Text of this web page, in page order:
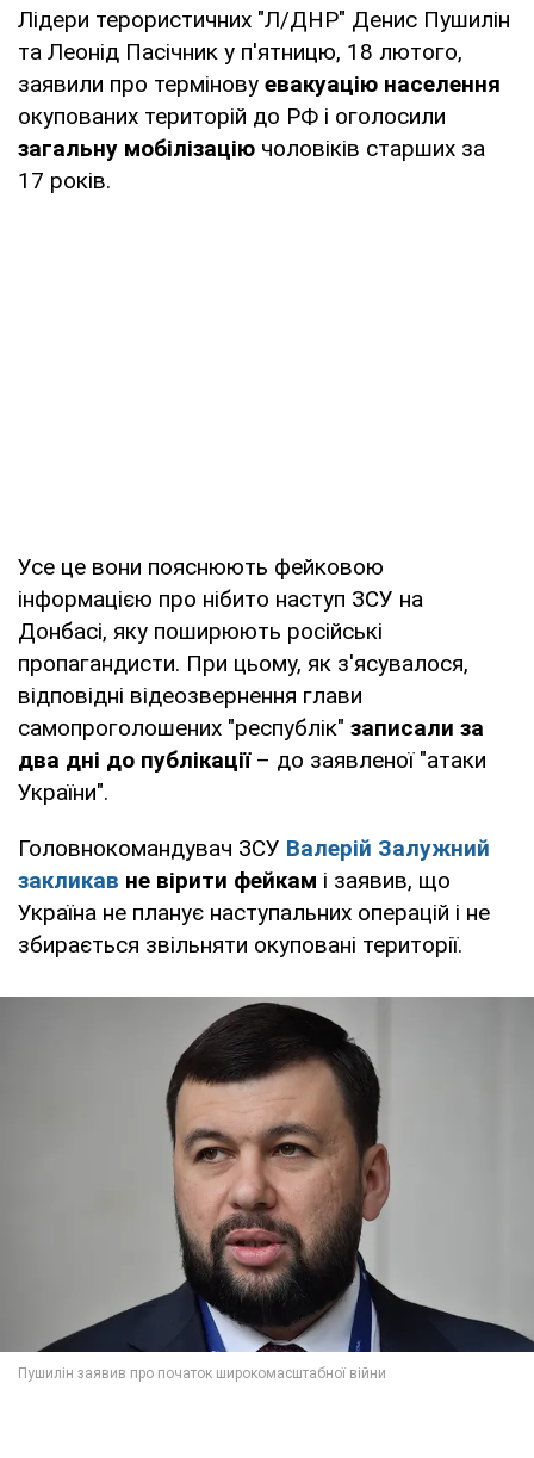
Лідери терористичних "Л/ДНР" Денис Пушилін
та Леонід Пасічник у п'ятницю, 18 лютого,
заявили про термінову евакуацію населення
окупованих територій до РФ і оголосили
загальну мобілізацію чоловіків старших за
17 років.
Усе це вони пояснюють фейковою
інформацією про нібито наступ ЗСУ на
Донбасі, яку поширюють російські
пропагандисти. При цьому, як з'ясувалося,
відповідні відеозвернення глави
самопроголошених "республік" записали за
два дні до публікації– до заявленої "атаки
України".
Головнокомандувач ЗСУ Валерій Залужний
закликав не вірити фейкам і заявив, що
Україна не планує наступальних операцій і не
збирається звільняти окуповані території.